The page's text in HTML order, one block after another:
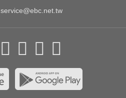
service@ebc.net.tw